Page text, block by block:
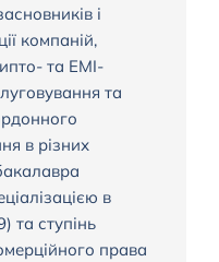
і
компаній,
та EMI-
та
в різних
в
та ступінь
права